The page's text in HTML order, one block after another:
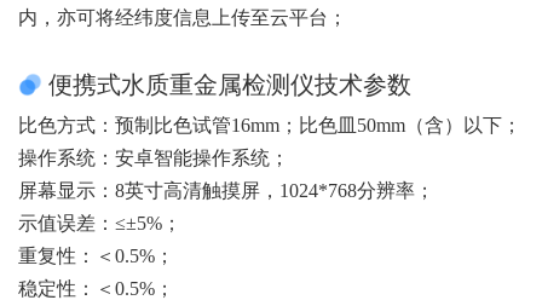
内，亦可将经纬度信息上传至云平台；
便携式水质重金属检测仪技术参数
比色方式：预制比色试管16mm；比色皿50mm（含）以下；
操作系统：安卓智能操作系统；
屏幕显示：8英寸高清触摸屏，1024*768分辨率；
示值误差：≤±5%；
重复性：＜0.5%；
稳定性：＜0.5%；